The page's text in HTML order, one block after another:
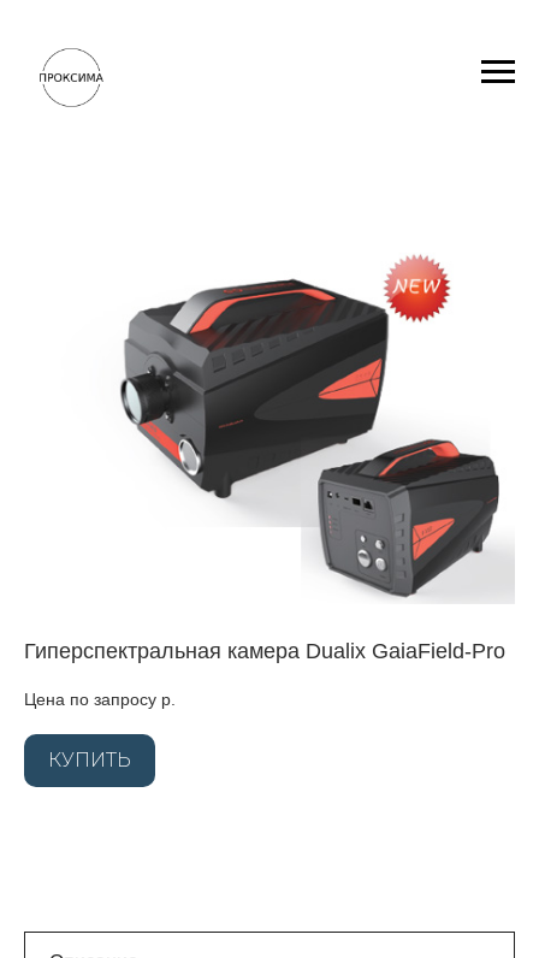
Гиперспектральная камера Dualix GaiaField-Pro
Цена по запросу р.
КУПИТЬ